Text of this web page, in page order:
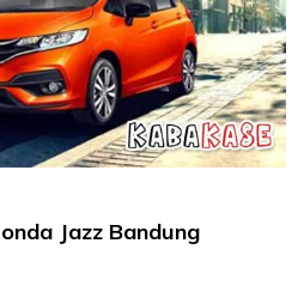
Jazz Bandung